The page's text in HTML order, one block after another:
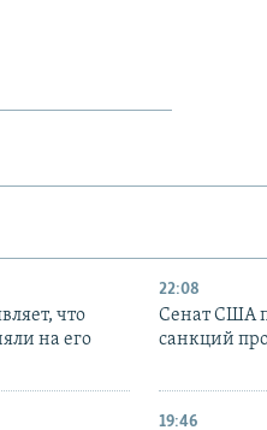
что
на его
22:08
Сенат США
санкций
19:46